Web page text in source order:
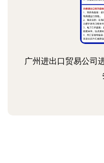
广州进出口贸易公司